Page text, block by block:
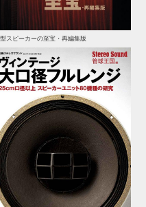
スピーカーの至宝・再編集版